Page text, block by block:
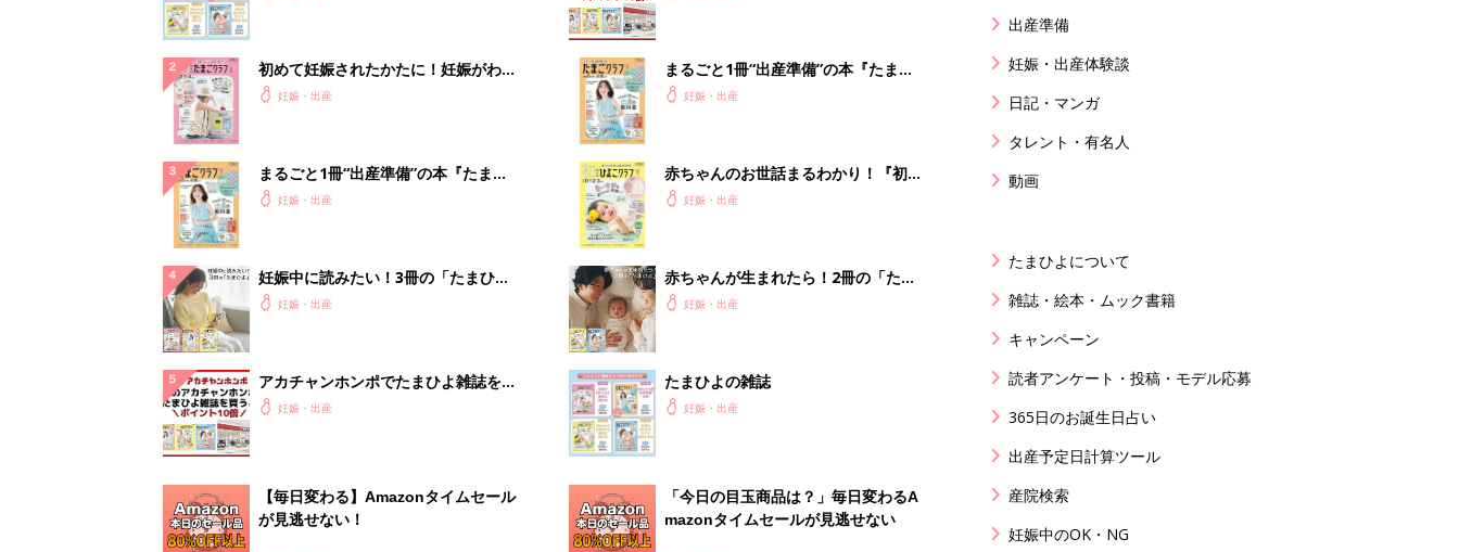
初めて妊娠されたかたに！妊娠がわか
ったら最初に読む本『初めてのたまご
妊娠・出産
まるごと1冊“出産準備”の本『たまご
クラブ 夏号』〈スペシャル大特集〉
妊娠・出産
妊娠中に読みたい！3冊の「たまひ
よ」妊娠・出産
アカチャンホンポでたまひよ雑誌を買
うとポイント10倍【期間限定】
妊娠・出産
【毎日変わる】Amazonタイムセール
が見逃せない！
まるごと1冊“出産準備”の本『たまご
クラブ 夏号』〈スペシャル大特集〉
妊娠・出産
赤ちゃんのお世話まるわかり！『初め
てのひよこクラブ 夏号』〈巻頭大特
解決テク
妊娠・出産
赤ちゃんが生まれたら！2冊の「たま
ひよ」
妊娠・出産
たまひよの雑誌
妊娠・出産
「今日の目玉商品は？」毎日変わるA
mazonタイムセールが見逃せない
出産準備
妊娠・出産体験談
日記・マンガ
タレント・有名人
動画
たまひよについて
雑誌・絵本・ムック書籍
キャンペーン
読者アンケート・投稿・モデル応募
365日のお誕生日占い
出産予定日計算ツール
産院検索
妊娠中のOK・NG